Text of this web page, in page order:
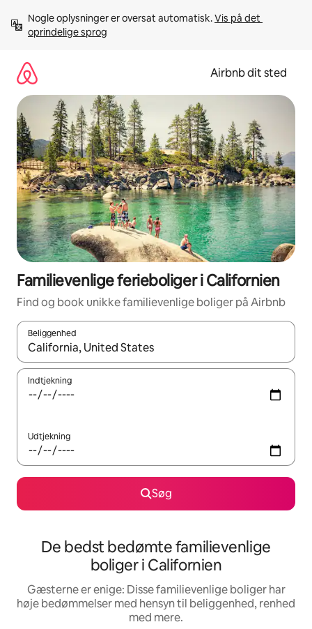
videre
Nogle oplysninger er oversat automatisk. Vis på det
oprindelige sprog
Airbnb dit sted
Familievenlige ferieboliger i Californien
Find og book unikke familievenlige boliger på Airbnb
Beliggenhed
Når resultaterne er tilgængelige, skal du navigere med
Indtjekning
Udtjekning
Søg
De bedst bedømte familievenlige
boliger i Californien
Gæsterne er enige: Disse familievenlige boliger har
høje bedømmelser med hensyn til beliggenhed, renhed
med mere.